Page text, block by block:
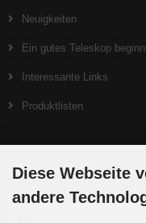
Neuigkeiten
Ein gutes Teleskop
Interessante Links
Produktlisten
Zahlungsmethoden
Diese Webseite
andere